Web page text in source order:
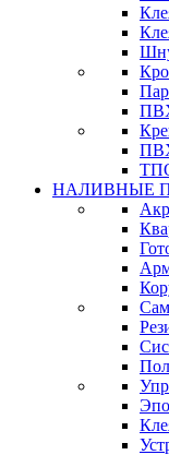
НАЛИВНЫЕ